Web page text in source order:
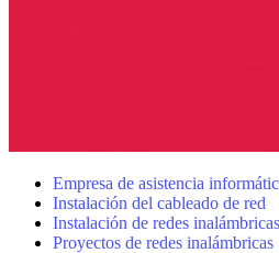
Empresa de asistencia
Instalación del cableado de red
Instalación de redes
Proyectos de redes inalámbricas